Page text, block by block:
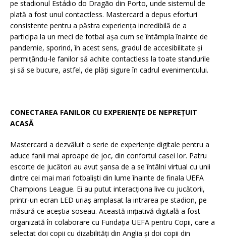
pe stadionul Estádio do Dragão din Porto, unde sistemul de
plată a fost unul contactless. Mastercard a depus eforturi
consistente pentru a păstra experiența incredibilă de a
participa la un meci de fotbal așa cum se întâmpla înainte de
pandemie, sporind, în acest sens, gradul de accesibilitate și
permițându-le fanilor să achite contactless la toate standurile
și să se bucure, astfel, de plăți sigure în cadrul evenimentului.
CONECTAREA FANILOR CU EXPERIENȚE DE NEPREȚUIT
ACASĂ
Mastercard a dezvăluit o serie de experiențe digitale pentru a
aduce fanii mai aproape de joc, din confortul casei lor. Patru
escorte de jucători au avut șansa de a se întâlni virtual cu unii
dintre cei mai mari fotbaliști din lume înainte de finala UEFA
Champions League. Ei au putut interacționa live cu jucătorii,
printr-un ecran LED uriaș amplasat la intrarea pe stadion, pe
măsură ce aceștia soseau. Această inițiativă digitală a fost
organizată în colaborare cu Fundația UEFA pentru Copii, care a
selectat doi copii cu dizabilități din Anglia și doi copii din